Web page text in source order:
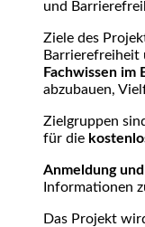
und
Ziele des
Barrierefreiheit
Fachwissen
abzubauen,
Zielgruppen
für die
Anmeldung
Informationen
Das Projekt